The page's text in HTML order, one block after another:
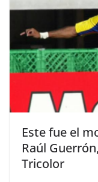
Este fue el
Raúl
Tricolor